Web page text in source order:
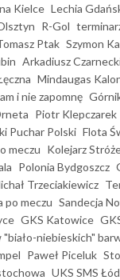
Kielce Lechia
R-Gol
Ptak Szymon
Arkadiusz
Mindaugas
i nie zapomnę
Piotr Klepczarek
Puchar Polski Flota
meczu Kolejarz
Polonia Bydgoszcz
Trzeciakiewicz
po meczu Sandecja
GKS Katowice
"biało-niebieskich"
Paweł Piceluk
UKS SMS